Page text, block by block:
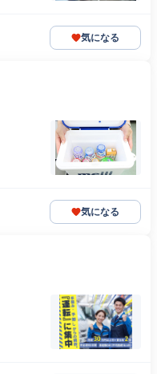
気になる
気になる